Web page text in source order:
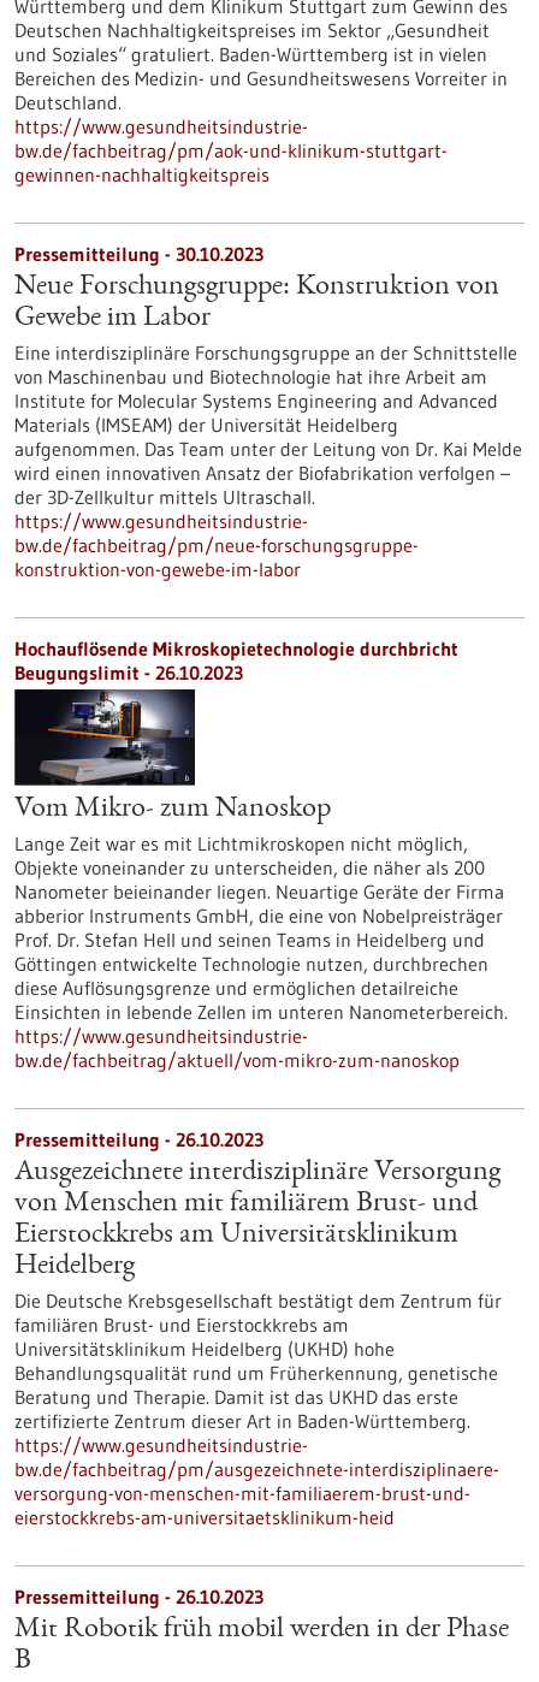
Württemberg und dem Klinikum Stuttgart zum Gewinn des
Deutschen Nachhaltigkeitspreises im Sektor „Gesundheit
und Soziales“ gratuliert. Baden-Württemberg ist in vielen
Bereichen des Medizin- und Gesundheitswesens Vorreiter in
Deutschland.
https://www.gesundheitsindustrie-
bw.de/fachbeitrag/pm/aok-und-klinikum-stuttgart-
gewinnen-nachhaltigkeitspreis
Pressemitteilung - 30.10.2023
Neue Forschungsgruppe: Konstruktion von
Gewebe im Labor
Eine interdisziplinäre Forschungsgruppe an der Schnittstelle
von Maschinenbau und Biotechnologie hat ihre Arbeit am
Institute for Molecular Systems Engineering and Advanced
Materials (IMSEAM) der Universität Heidelberg
aufgenommen. Das Team unter der Leitung von Dr. Kai Melde
wird einen innovativen Ansatz der Biofabrikation verfolgen –
der 3D-Zellkultur mittels Ultraschall.
https://www.gesundheitsindustrie-
bw.de/fachbeitrag/pm/neue-forschungsgruppe-
konstruktion-von-gewebe-im-labor
Hochauflösende Mikroskopietechnologie durchbricht
Beugungslimit - 26.10.2023
Vom Mikro- zum Nanoskop
Lange Zeit war es mit Lichtmikroskopen nicht möglich,
Objekte voneinander zu unterscheiden, die näher als 200
Nanometer beieinander liegen. Neuartige Geräte der Firma
abberior Instruments GmbH, die eine von Nobelpreisträger
Prof. Dr. Stefan Hell und seinen Teams in Heidelberg und
Göttingen entwickelte Technologie nutzen, durchbrechen
diese Auflösungsgrenze und ermöglichen detailreiche
Einsichten in lebende Zellen im unteren Nanometerbereich.
https://www.gesundheitsindustrie-
bw.de/fachbeitrag/aktuell/vom-mikro-zum-nanoskop
Pressemitteilung - 26.10.2023
Ausgezeichnete interdisziplinäre Versorgung
von Menschen mit familiärem Brust- und
Eierstockkrebs am Universitätsklinikum
Heidelberg
Die Deutsche Krebsgesellschaft bestätigt dem Zentrum für
familiären Brust- und Eierstockkrebs am
Universitätsklinikum Heidelberg (UKHD) hohe
Behandlungsqualität rund um Früherkennung, genetische
Beratung und Therapie. Damit ist das UKHD das erste
zertifizierte Zentrum dieser Art in Baden-Württemberg.
https://www.gesundheitsindustrie-
bw.de/fachbeitrag/pm/ausgezeichnete-interdisziplinaere-
versorgung-von-menschen-mit-familiaerem-brust-und-
eierstockkrebs-am-universitaetsklinikum-heid
Pressemitteilung - 26.10.2023
Mit Robotik früh mobil werden in der Phase
B